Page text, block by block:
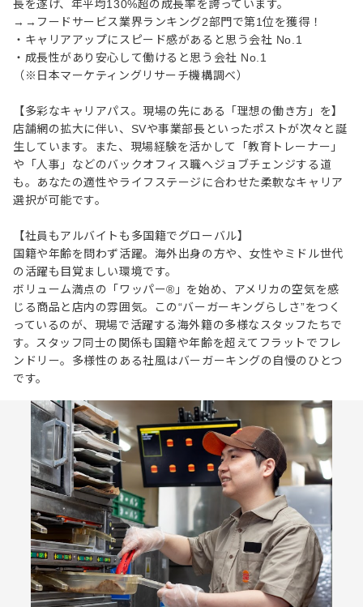
⻑を遂げ、年平均130%超の成⻑率を誇っています。
→→フードサービス業界ランキング2部門で第1位を獲得！
・キャリアアップにスピード感があると思う会社 No.1
・成長性があり安心して働けると思う会社 No.1
（※日本マーケティングリサーチ機構調べ）
【多彩なキャリアパス。現場の先にある「理想の働き方」を】
店舗網の拡大に伴い、SVや事業部長といったポストが次々と誕
生しています。また、現場経験を活かして「教育トレーナー」
や「人事」などのバックオフィス職へジョブチェンジする道
も。あなたの適性やライフステージに合わせた柔軟なキャリア
選択が可能です。
【社員もアルバイトも多国籍でグローバル】
国籍や年齢を問わず活躍。海外出身の方や、女性やミドル世代
の活躍も目覚ましい環境です。
ボリューム満点の「ワッパー®」を始め、アメリカの空気を感
じる商品と店内の雰囲気。この“バーガーキングらしさ”をつく
っているのが、現場で活躍する海外籍の多様なスタッフたちで
す。スタッフ同士の関係も国籍や年齢を超えてフラットでフレ
ンドリー。多様性のある社風はバーガーキングの自慢のひとつ
です。